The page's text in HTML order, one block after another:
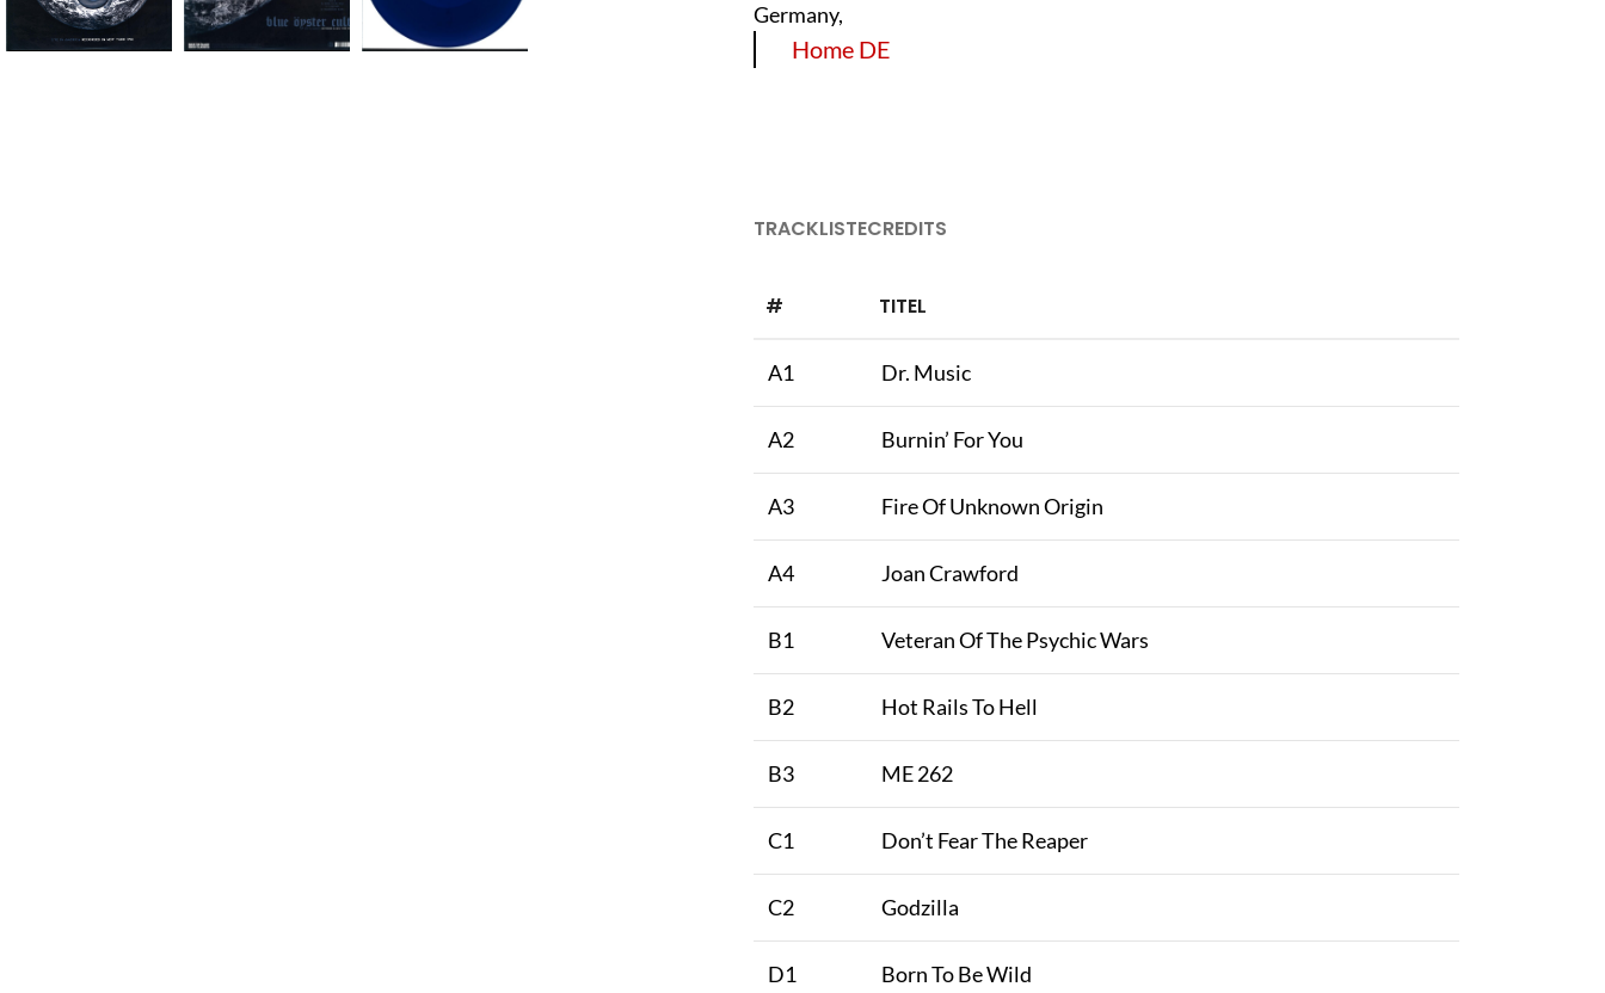
Germany,
Home DE
TRACKLISTECREDITS
# TITEL
A1 Dr. Music
A2 Burnin’ For You
A3 Fire Of Unknown Origin
A4 Joan Crawford
B1 Veteran Of The Psychic Wars
B2 Hot Rails To Hell
B3 ME 262
C1 Don’t Fear The Reaper
C2 Godzilla
D1 Born To Be Wild